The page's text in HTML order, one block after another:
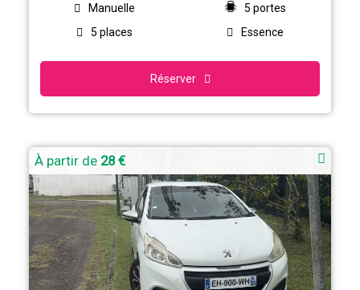
Manuelle
5 portes
5 places
Essence
Réserver
À partir de 28 €